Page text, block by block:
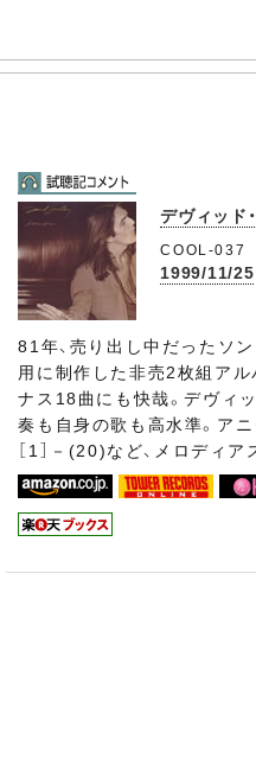
デヴィッド
COOL-037
1999/11/25
81年、売り出し中だったソ
用に制作した非売2枚組ア
ナス18曲にも快哉。デヴィ
奏も自身の歌も高水準。ア
［1］－(20)など、メロディア